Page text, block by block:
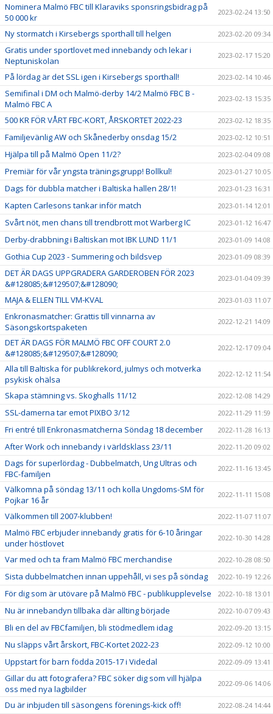
Nominera Malmö FBC till Klaraviks sponsringsbidrag på
50 000 kr
2023-02-24 13:50
Ny stormatch i Kirsebergs sporthall till helgen 2023-02-20 09:34
Gratis under sportlovet med innebandy och lekar i
Neptuniskolan
2023-02-17 15:20
På lördag är det SSL igen i Kirsebergs sporthall! 2023-02-14 10:46
Semifinal i DM och Malmö-derby 14/2 Malmö FBC B -
Malmö FBC A
2023-02-13 15:35
500 KR FÖR VÅRT FBC-KORT, ÅRSKORTET 2022-23 2023-02-12 18:35
Familjevänlig AW och Skånederby onsdag 15/2 2023-02-12 10:51
Hjälpa till på Malmö Open 11/2? 2023-02-04 09:08
Premiär för vår yngsta träningsgrupp! Bollkul! 2023-01-27 10:05
Dags för dubbla matcher i Baltiska hallen 28/1! 2023-01-23 16:31
Kapten Carlesons tankar inför match 2023-01-14 12:01
Svårt nöt, men chans till trendbrott mot Warberg IC 2023-01-12 16:47
Derby-drabbning i Baltiskan mot IBK LUND 11/1 2023-01-09 14:08
Gothia Cup 2023 - Summering och bildsvep 2023-01-09 08:39
DET ÄR DAGS UPPGRADERA GARDEROBEN FÖR 2023
&#128085;&#129507;&#128090;
2023-01-04 09:39
MAJA & ELLEN TILL VM-KVAL 2023-01-03 11:07
Enkronasmatcher: Grattis till vinnarna av
Säsongskortspaketen
2022-12-21 14:09
DET ÄR DAGS FÖR MALMÖ FBC OFF COURT 2.0
&#128085;&#129507;&#128090;
2022-12-17 09:04
Alla till Baltiska för publikrekord, julmys och motverka
psykisk ohälsa
2022-12-12 11:54
Skapa stämning vs. Skoghalls 11/12 2022-12-08 14:29
SSL-damerna tar emot PIXBO 3/12 2022-11-29 11:59
Fri entré till Enkronasmatcherna Söndag 18 december 2022-11-28 16:13
After Work och innebandy i världsklass 23/11 2022-11-20 09:02
Dags för superlördag - Dubbelmatch, Ung Ultras och
FBC-familjen
2022-11-16 13:45
Välkomna på söndag 13/11 och kolla Ungdoms-SM för
Pojkar 16 år
2022-11-11 15:08
Välkommen till 2007-klubben! 2022-11-07 11:07
Malmö FBC erbjuder innebandy gratis för 6-10 åringar
under höstlovet
2022-10-30 14:28
Var med och ta fram Malmö FBC merchandise 2022-10-28 08:50
Sista dubbelmatchen innan uppehåll, vi ses på söndag 2022-10-19 12:26
För dig som är utövare på Malmö FBC - publikupplevelse 2022-10-18 13:01
Nu är innebandyn tillbaka där allting började 2022-10-07 09:43
Bli en del av FBCfamiljen, bli stödmedlem idag 2022-09-20 13:15
Nu släpps vårt årskort, FBC-Kortet 2022-23 2022-09-12 10:00
Uppstart för barn födda 2015-17 i Videdal 2022-09-09 13:41
Gillar du att fotografera? FBC söker dig som vill hjälpa
oss med nya lagbilder
2022-09-06 14:06
Du är inbjuden till säsongens förenings-kick off! 2022-08-24 14:44